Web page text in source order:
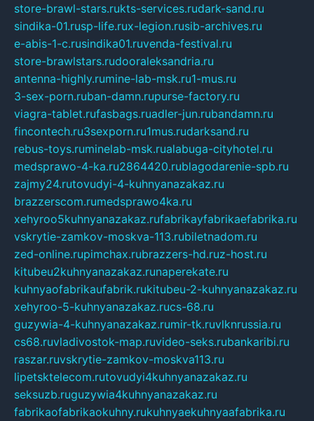
store-brawl-stars.rukts-services.rudark-sand.ru
sindika-01.rusp-life.rux-legion.rusib-archives.ru
e-abis-1-c.rusindika01.ruvenda-festival.ru
store-brawlstars.rudooraleksandria.ru
antenna-highly.rumine-lab-msk.ru1-mus.ru
3-sex-porn.ruban-damn.rupurse-factory.ru
viagra-tablet.rufasbags.ruadler-jun.rubandamn.ru
fincontech.ru3sexporn.ru1mus.rudarksand.ru
rebus-toys.ruminelab-msk.rualabuga-cityhotel.ru
medsprawo-4-ka.ru2864420.rublagodarenie-spb.ru
zajmy24.rutovudyi-4-kuhnyanazakaz.ru
brazzerscom.rumedsprawo4ka.ru
xehyroo5kuhnyanazakaz.rufabrikayfabrikaefabrika.ru
vskrytie-zamkov-moskva-113.rubiletnadom.ru
zed-online.rupimchax.rubrazzers-hd.ruz-host.ru
kitubeu2kuhnyanazakaz.runaperekate.ru
kuhnyaofabrikaufabrik.rukitubeu-2-kuhnyanazakaz.ru
xehyroo-5-kuhnyanazakaz.rucs-68.ru
guzywia-4-kuhnyanazakaz.rumir-tk.ruvlknrussia.ru
cs68.ruvladivostok-map.ruvideo-seks.rubankaribi.ru
raszar.ruvskrytie-zamkov-moskva113.ru
lipetsktelecom.rutovudyi4kuhnyanazakaz.ru
seksuzb.ruguzywia4kuhnyanazakaz.ru
fabrikaofabrikaokuhny.rukuhnyaekuhnyaafabrika.ru